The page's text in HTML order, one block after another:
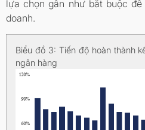
lựa chọn gần như bắt buộc
doanh.
Biểu đồ 3: Tiến độ hoàn thành
ngân hàng